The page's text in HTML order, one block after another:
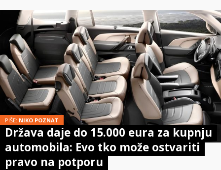
PIŠE: NIKO POZNAT
Država daje do 15.000 eura za kupnju
automobila: Evo tko može ostvariti
pravo na potporu